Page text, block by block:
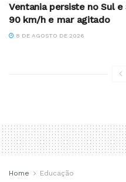
Ventania persiste no Sul
90 km/h e mar agitado
8 DE AGOSTO DE 2026
Home Educação